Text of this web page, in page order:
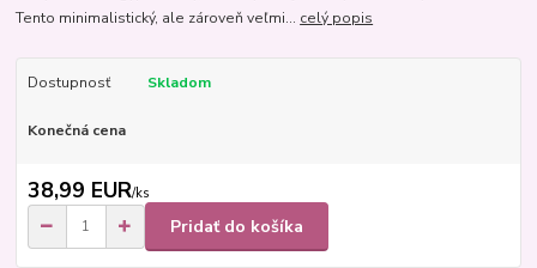
Tento minimalistický, ale zároveň veľmi... celý popis
Dostupnosť Skladom
Konečná cena
38,99 EUR/ks
Pridať do košíka